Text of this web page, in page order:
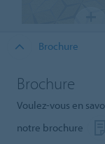
Brochure
Brochure
Voulez-vous en
notre brochure